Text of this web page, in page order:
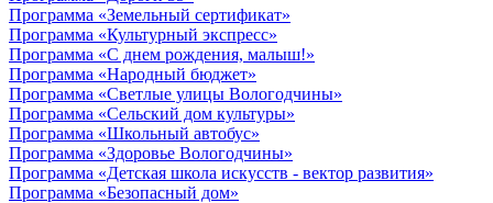
Программа «Земельный сертификат»
Программа «Культурный экспресс»
Программа «С днем рождения, малыш!»
Программа «Народный бюджет»
Программа «Светлые улицы Вологодчины»
Программа «Сельский дом культуры»
Программа «Школьный автобус»
Программа «Здоровье Вологодчины»
Программа «Детская школа искусств - вектор развития»
Программа «Безопасный дом»